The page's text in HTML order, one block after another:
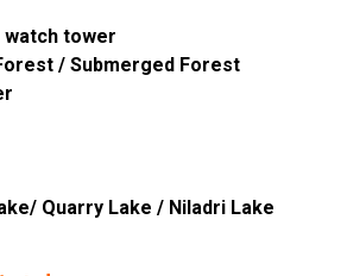
watch tower
/ Submerged Forest
Quarry Lake / Niladri Lake